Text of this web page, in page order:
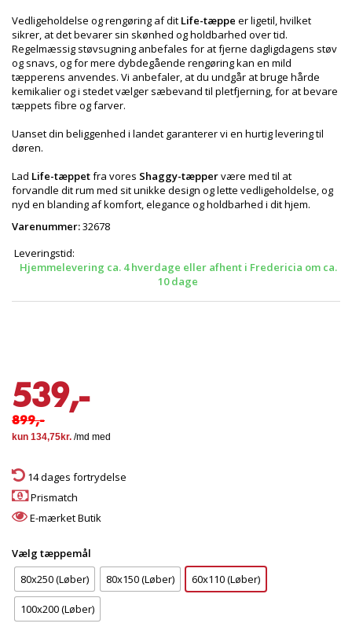
Vedligeholdelse og rengøring af dit Life-tæppe er ligetil, hvilket
sikrer, at det bevarer sin skønhed og holdbarhed over tid.
Regelmæssig støvsugning anbefales for at fjerne dagligdagens støv
og snavs, og for mere dybdegående rengøring kan en mild
tæpperens anvendes. Vi anbefaler, at du undgår at bruge hårde
kemikalier og i stedet vælger sæbevand til pletfjerning, for at bevare
tæppets fibre og farver.
Uanset din beliggenhed i landet garanterer vi en hurtig levering til
døren.
Lad Life-tæppetfra vores Shaggy-tæppervære med til at
forvandle dit rum med sit unikke design og lette vedligeholdelse, og
nyd en blanding af komfort, elegance og holdbarhed i dit hjem.
Varenummer:32678
Leveringstid:
Hjemmelevering ca. 4 hverdage eller afhent i Fredericia om ca.
10 dage
539,-
899,-
14 dages fortrydelse
Prismatch
E-mærket Butik
Vælg tæppemål
80x250 (Løber)
80x150 (Løber) 60x110 (Løber)
100x200 (Løber)